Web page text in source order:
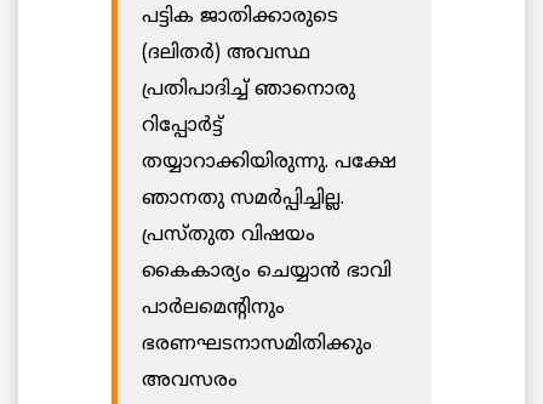
പട്ടിക ജാതിക്കാരുടെ
(ദലിതർ) അവസ്ഥ
പ്രതിപാദിച്ച് ഞാനൊരു
റിപ്പോര്‍ട്ട്
തയ്യാറാക്കിയിരുന്നു. പക്ഷേ
ഞാനതു സമര്‍പ്പിച്ചില്ല.
പ്രസ്തുത വിഷയം
കൈകാര്യം ചെയ്യാന്‍ ഭാവി
പാര്‍ലമെന്റിനും
ഭരണഘടനാസമിതിക്കും
അവസരം